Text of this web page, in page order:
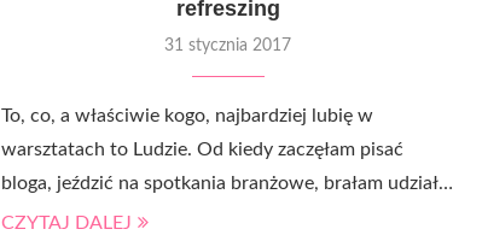
refreszing
31 stycznia 2017
To, co, a właściwie kogo, najbardziej lubię w
warsztatach to Ludzie. Od kiedy zaczęłam pisać
bloga, jeździć na spotkania branżowe, brałam udział…
CZYTAJ DALEJ